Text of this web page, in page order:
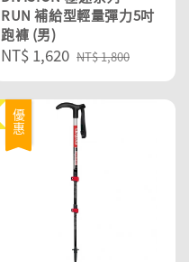
RUN 補給型輕量彈力5吋
跑褲 (男)
Sale
price
NT$ 1,620 Regular
price
NT$ 1,800
優惠